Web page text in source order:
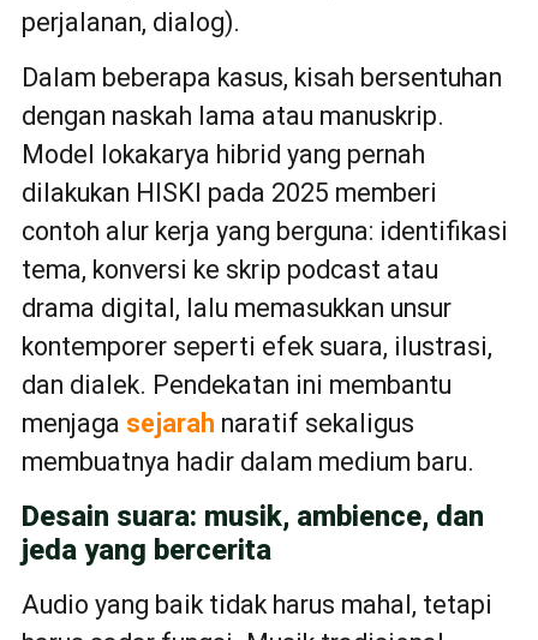
perjalanan, dialog).
Dalam beberapa kasus, kisah bersentuhan
dengan naskah lama atau manuskrip.
Model lokakarya hibrid yang pernah
dilakukan HISKI pada 2025 memberi
contoh alur kerja yang berguna: identifikasi
tema, konversi ke skrip podcast atau
drama digital, lalu memasukkan unsur
kontemporer seperti efek suara, ilustrasi,
dan dialek. Pendekatan ini membantu
menjaga sejarah naratif sekaligus
membuatnya hadir dalam medium baru.
Desain suara: musik, ambience, dan
jeda yang bercerita
Audio yang baik tidak harus mahal, tetapi